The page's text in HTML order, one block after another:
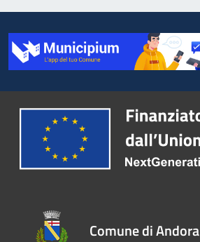
Comune di Andora